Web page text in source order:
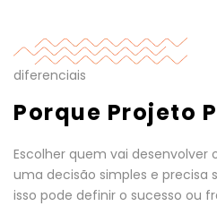
diferenciais
Porque Projeto
Escolher quem vai desenvolver
uma decisão simples e precisa
isso pode definir o sucesso ou